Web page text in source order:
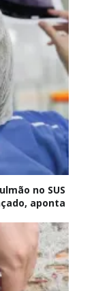
no SUS
aponta